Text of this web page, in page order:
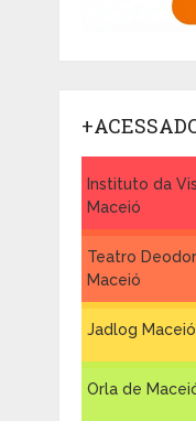
Instituto da
Maceió
Teatro
Maceió
Jadlog Maceió
Orla de